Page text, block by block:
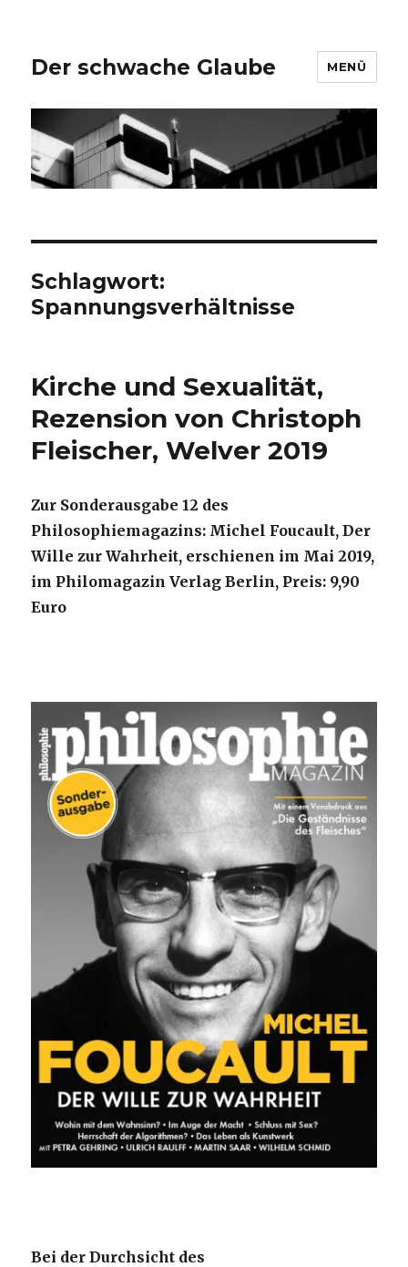
Der schwache Glaube MENÜ
Schlagwort:
Spannungsverhältnisse
Kirche und Sexualität,
Rezension von Christoph
Fleischer, Welver 2019
Zur Sonderausgabe 12 des
Philosophiemagazins: Michel Foucault, Der
Wille zur Wahrheit, erschienen im Mai 2019,
im Philomagazin Verlag Berlin, Preis: 9,90
Euro
Bei der Durchsicht des